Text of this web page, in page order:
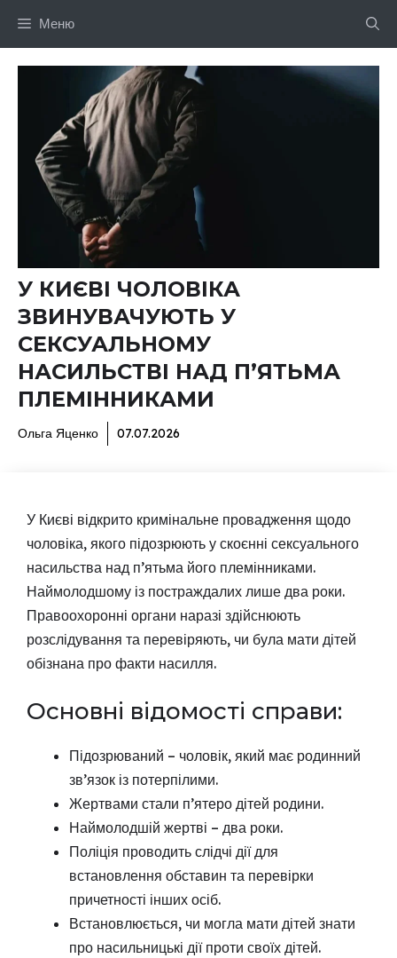
Меню
У КИЄВІ ЧОЛОВІКА
ЗВИНУВАЧУЮТЬ У
СЕКСУАЛЬНОМУ
НАСИЛЬСТВІ НАД П’ЯТЬМА
ПЛЕМІННИКАМИ
Ольга Яценко 07.07.2026
У Києві відкрито кримінальне провадження щодо
чоловіка, якого підозрюють у скоєнні сексуального
насильства над п’ятьма його племінниками.
Наймолодшому із постраждалих лише два роки.
Правоохоронні органи наразі здійснюють
розслідування та перевіряють, чи була мати дітей
обізнана про факти насилля.
Основні відомості справи:
Підозрюваний – чоловік, який має родинний
зв’язок із потерпілими.
Жертвами стали п’ятеро дітей родини.
Наймолодшій жертві – два роки.
Поліція проводить слідчі дії для
встановлення обставин та перевірки
причетності інших осіб.
Встановлюється, чи могла мати дітей знати
про насильницькі дії проти своїх дітей.